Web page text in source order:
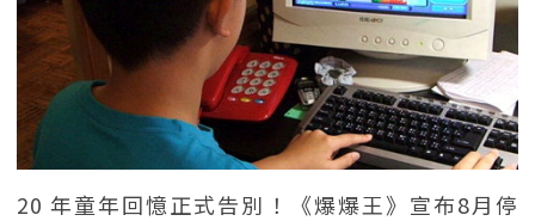
20 年童年回憶正式告別！《爆爆王》宣布8月停